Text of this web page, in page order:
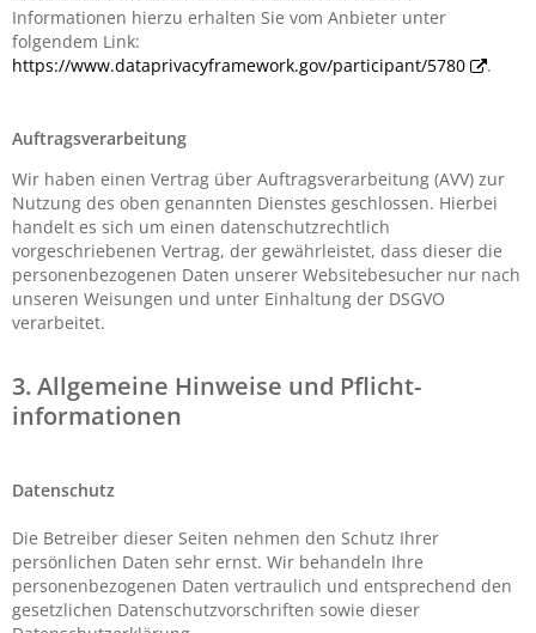
Informationen hierzu erhalten Sie vom Anbieter unter
folgendem Link:
https://www.dataprivacyframework.gov/participant/5780
.
Auftragsverarbeitung
Wir haben einen Vertrag über Auftragsverarbeitung (AVV) zur
Nutzung des oben genannten Dienstes geschlossen. Hierbei
handelt es sich um einen datenschutzrechtlich
vorgeschriebenen Vertrag, der gewährleistet, dass dieser die
personenbezogenen Daten unserer Websitebesucher nur nach
unseren Weisungen und unter Einhaltung der DSGVO
verarbeitet.
3. Allgemeine Hinweise und Pflicht­
informationen
Datenschutz
Die Betreiber dieser Seiten nehmen den Schutz Ihrer
persönlichen Daten sehr ernst. Wir behandeln Ihre
personenbezogenen Daten vertraulich und entsprechend den
gesetzlichen Datenschutzvorschriften sowie dieser